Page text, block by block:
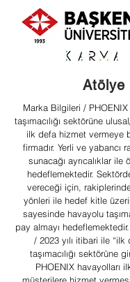
Atölye
Marka Bilgileri / PHOENIX
taşımacılığı sektörüne
ilk defa hizmet vermeye
firmadır. Yerli ve yabancı
sunacağı ayrıcalıklar ile
hedeflemektedir.
vereceği için,
yönleri ile hedef kitle
sayesinde havayolu
pay almayı
/ 2023 yılı itibari ile “ilk
taşımacılığı sektörüne
PHOENIX havayolları